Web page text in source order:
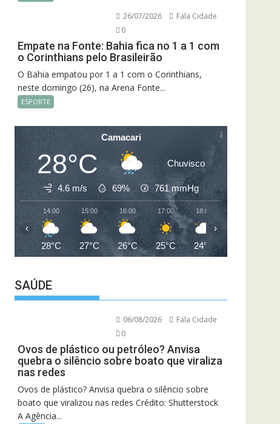
26/07/2026
Fala Cidade
0
Empate na Fonte: Bahia fica no 1 a 1 com
o Corinthians pelo Brasileirão
O Bahia empatou por 1 a 1 com o Corinthians,
neste domingo (26), na Arena Fonte...
ESPORTE
Camacari
28°C Chuvisco
4.6 m/s 69% 761mmHg
14:00
28°C
15:00
27°C
16:00
26°C
17:00
25°C
18:00
24°C
‹ ›
SAÚDE
06/08/2026
Fala Cidade
0
Ovos de plástico ou petróleo? Anvisa
quebra o silêncio sobre boato que viraliza
nas redes
Ovos de plástico? Anvisa quebra o silêncio sobre
boato que viralizou nas redes Crédito: Shutterstock
A Agência...